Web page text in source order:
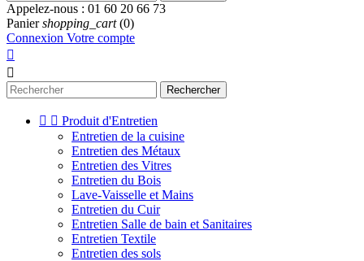
Appelez-nous : 01 60 20 66 73
Panier shopping_cart (0)
Connexion Votre compte


Rechercher
  Produit d'Entretien
Entretien de la cuisine
Entretien des Métaux
Entretien des Vitres
Entretien du Bois
Lave-Vaisselle et Mains
Entretien du Cuir
Entretien Salle de bain et Sanitaires
Entretien Textile
Entretien des sols